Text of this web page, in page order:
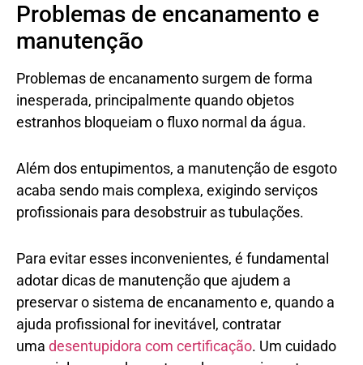
Problemas de encanamento e
manutenção
Problemas de encanamento surgem de forma
inesperada, principalmente quando objetos
estranhos bloqueiam o fluxo normal da água.
Além dos entupimentos, a manutenção de esgoto
acaba sendo mais complexa, exigindo serviços
profissionais para desobstruir as tubulações.
Para evitar esses inconvenientes, é fundamental
adotar dicas de manutenção que ajudem a
preservar o sistema de encanamento e, quando a
ajuda profissional for inevitável, contratar
uma desentupidora com certificação. Um cuidado